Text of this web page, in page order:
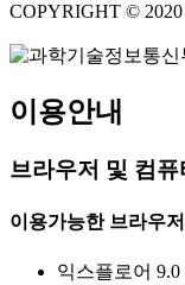
COPYRIGHT ©
이용안내
브라우저 및 컴퓨
이용가능한 브라우
익스플로어 9.0